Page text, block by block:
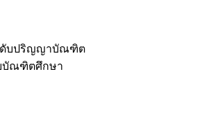
ดับปริญญาบัณฑิต
บัณฑิตศึกษา